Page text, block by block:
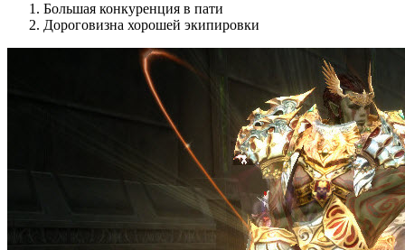
Большая конкуренция в пати
Дороговизна хорошей экипировки